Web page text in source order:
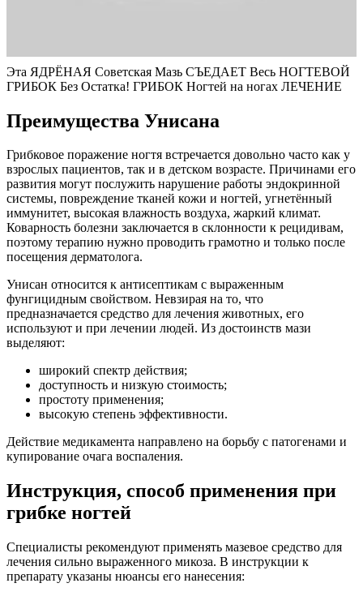
Эта ЯДРЁНАЯ Советская Мазь СЪЕДАЕТ Весь НОГТЕВОЙ
ГРИБОК Без Остатка! ГРИБОК Ногтей на ногах ЛЕЧЕНИЕ
Преимущества Унисана
Грибковое поражение ногтя встречается довольно часто как у
взрослых пациентов, так и в детском возрасте. Причинами его
развития могут послужить нарушение работы эндокринной
системы, повреждение тканей кожи и ногтей, угнетённый
иммунитет, высокая влажность воздуха, жаркий климат.
Коварность болезни заключается в склонности к рецидивам,
поэтому терапию нужно проводить грамотно и только после
посещения дерматолога.
Унисан относится к антисептикам с выраженным
фунгицидным свойством. Невзирая на то, что
предназначается средство для лечения животных, его
используют и при лечении людей. Из достоинств мази
выделяют:
широкий спектр действия;
доступность и низкую стоимость;
простоту применения;
высокую степень эффективности.
Действие медикамента направлено на борьбу с патогенами и
купирование очага воспаления.
Инструкция, способ применения при
грибке ногтей
Специалисты рекомендуют применять мазевое средство для
лечения сильно выраженного микоза. В инструкции к
препарату указаны нюансы его нанесения: